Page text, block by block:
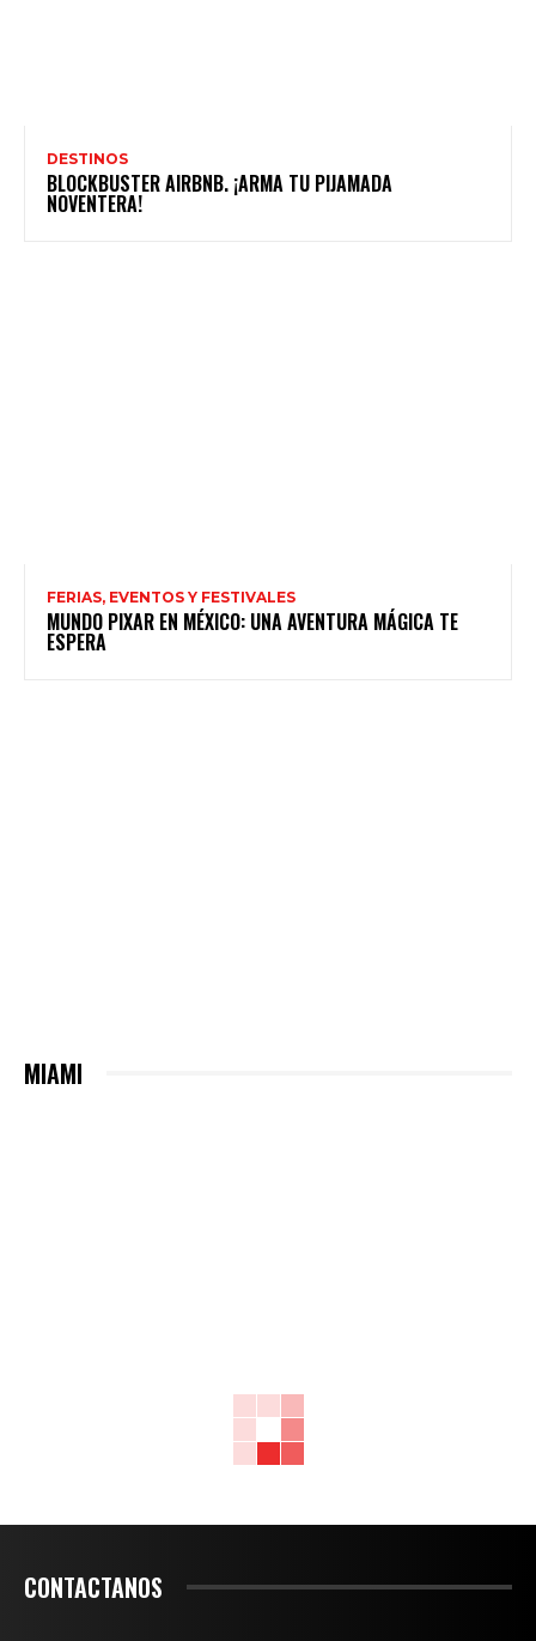
DESTINOS
BLOCKBUSTER AIRBNB. ¡ARMA TU PIJAMADA
NOVENTERA!
FERIAS, EVENTOS Y FESTIVALES
MUNDO PIXAR EN MÉXICO: UNA AVENTURA MÁGICA TE
ESPERA
MIAMI
CONTACTANOS